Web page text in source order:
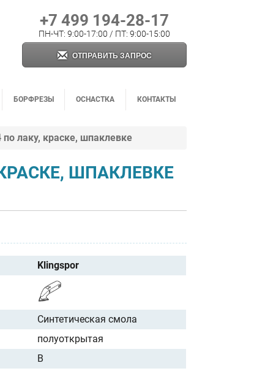
+7 499 194-28-17
ПН-ЧТ: 9:00-17:00 / ПТ: 9:00-15:00
ОТПРАВИТЬ ЗАПРОС
БОРФРЕЗЫ ОСНАСТКА КОНТАКТЫ
лаку, краске, шпаклевке
ШПАКЛЕВКЕ
Klingspor
Синтетическая смола
полуоткрытая
B